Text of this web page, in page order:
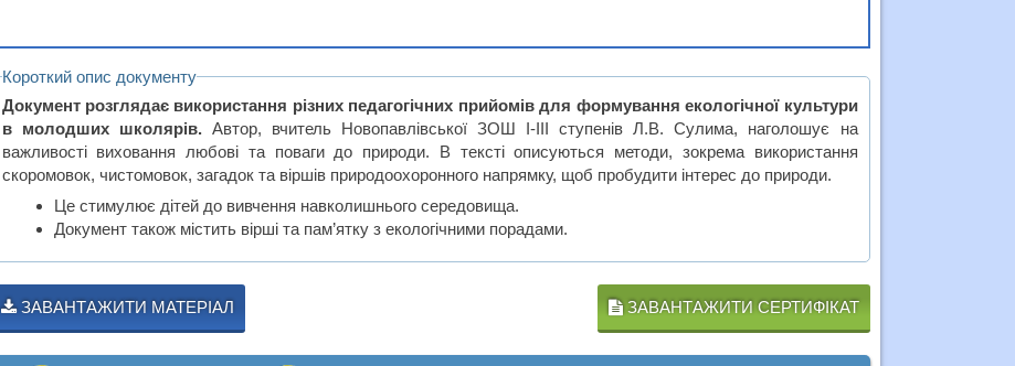
Короткий опис документу
Документ розглядає використання різних педагогічних прийомів для формування екологічної культури
в молодших школярів.Автор, вчитель Новопавлівської ЗОШ І-ІІІ ступенів Л.В. Сулима, наголошує на
важливості виховання любові та поваги до природи. В тексті описуються методи, зокрема використання
скоромовок, чистомовок, загадок та віршів природоохоронного напрямку, щоб пробудити інтерес до природи.
Це стимулює дітей до вивчення навколишнього середовища.
Документ також містить вірші та пам’ятку з екологічними порадами.
ЗАВАНТАЖИТИ МАТЕРІАЛ ЗАВАНТАЖИТИ СЕРТИФІКАТ